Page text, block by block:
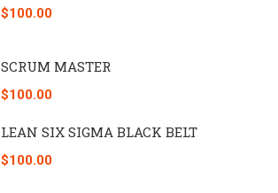
$100.00
SCRUM MASTER
$100.00
LEAN SIX SIGMA BLACK BELT
$100.00